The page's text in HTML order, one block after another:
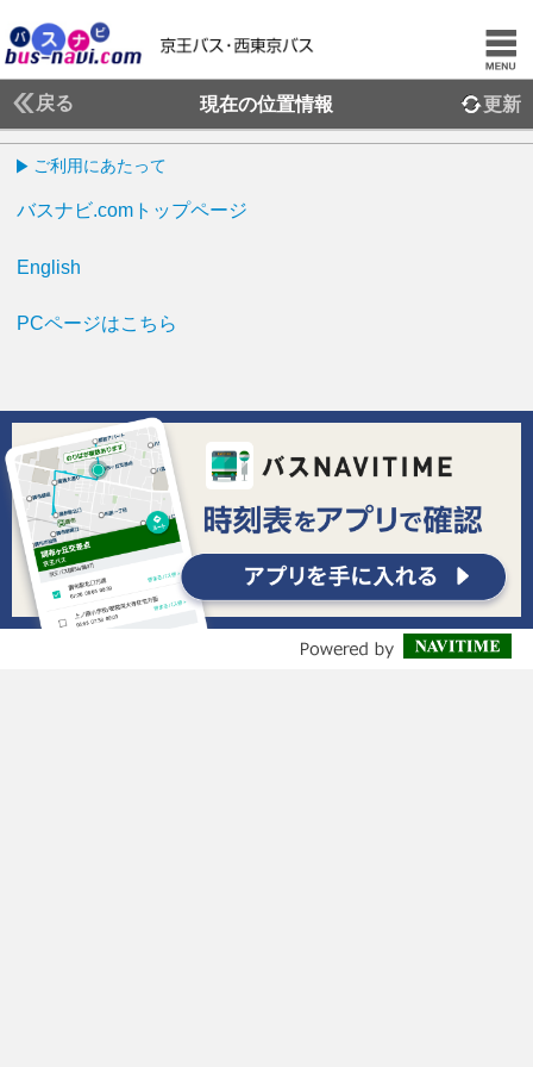
戻る 現在の位置情報 更新
ご利用にあたって
バスナビ.comトップページ
English
PCページはこちら